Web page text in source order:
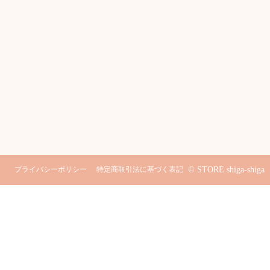
プライバシーポリシー 特定商取引法に基づく表記 © STORE shiga-